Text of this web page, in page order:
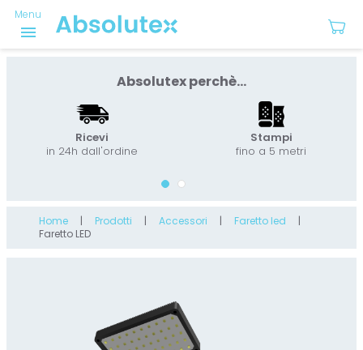
Menu
menu
Absolutex perchè...
Ricevi
in 24h dall'ordine
Stampi
fino a 5 metri
Home Prodotti Accessori
Faretto led
Faretto LED